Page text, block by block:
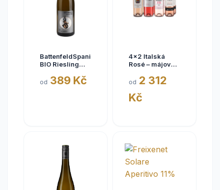
BattenfeldSpanier
BIO Riesling
2025,
od 389 Kč
4x2 Italská
Rosé – májové
od 2 312
Kč